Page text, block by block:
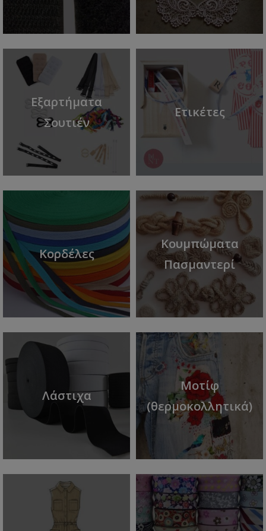
Εξαρτήματα
Σουτιέν
Ετικέτες
Κορδέλες
Κουμπώματα
Πασμαντερί
Λάστιχα
Μοτίφ
(θερμοκολλητικά)